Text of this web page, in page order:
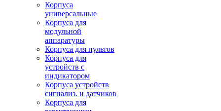
Корпуса
универсальные
Корпуса для
модульной
аппаратуры
Корпуса для пультов
Корпуса для
устройств с
индикатором
Корпуса устройств
сигнализ. и датчиков
Корпуса для